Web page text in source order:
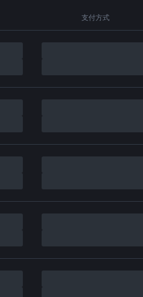
支付方式